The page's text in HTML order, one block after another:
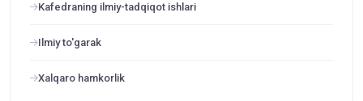
Kafedraning ilmiy-tadqiqot ishlari
Ilmiy to'garak
Xalqaro hamkorlik